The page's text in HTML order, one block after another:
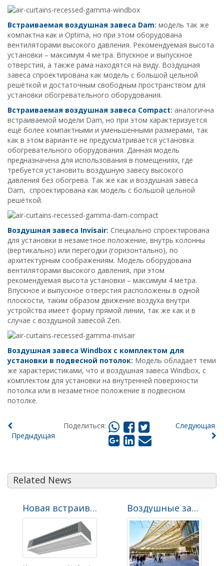
Встраиваемая воздушная завеса Dam: модель так же
компактна как и Optima, но при этом оборудована
вентиляторами высокого давления. Рекомендуемая высота
установки – максимум 4 метра. Впускное и выпускное
отверстия, а также рама находятся на виду. Воздушная
завеса спроектирована как модель с большой цельной
решёткой и достаточным свободным пространством для
установки обогревательного оборудования.
Встраиваемая воздушная завеса Compact: аналогична
встраиваемой модели Dam, но при этом характеризуется
ещё более компактными и уменьшенными размерами, так
как в этом варианте не предусматривается установка
обогревательного оборудования. Данная модель
предназначена для использования в помещениях, где
требуется установить воздушную завесу высокого
давления без обогрева. Так же как и воздушная завеса
Dam, спроектирована как модель с большой цельной
решёткой.
Воздушная завеса Invisair: Специально спроектирована
для установки в незаметное положение, внутрь колонны
(вертикально) или перегодки (горизонтально), по
архитектурным соображениям. Модель оборудована
вентиляторами высокого давления, при этом
рекомендуемая высота установки – максимум 4 метра.
Впускное и выпускное отверстия расположены в одной
плоскости, таким образом движение воздуха внутри
устройства имеет форму прямой линии, так же как и в
случае с воздушной завесой Zen.
Воздушная завеса Windbox с комплектом для
установки в подвесной потолок: Модель обладает теми
же характеристиками, что и воздушная завеса Windbox, с
комплектом для установки на внутренней поверхности
потолка или в незаметное положение в подвесном
потолке.
Предыдущая
Поделиться: Следующая
Related News
Новая встраиваемая воздушная завеса Optima Воздушные завесы Airtècnics во флагманских магазинах всемирно известных брендов в здании торгового центра Форум де Аль